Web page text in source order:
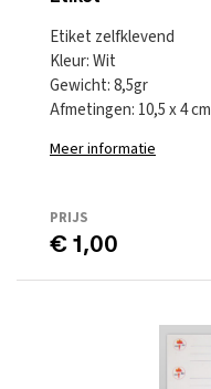
Etiket zelfklevend
Kleur: Wit
Gewicht: 8,5gr
Afmetingen: 10,5 x 4 cm
Meer informatie
PRIJS
€ 1,00